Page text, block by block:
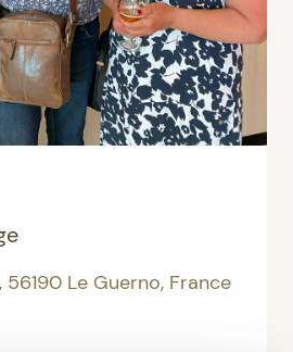
56190 Le Guerno, France